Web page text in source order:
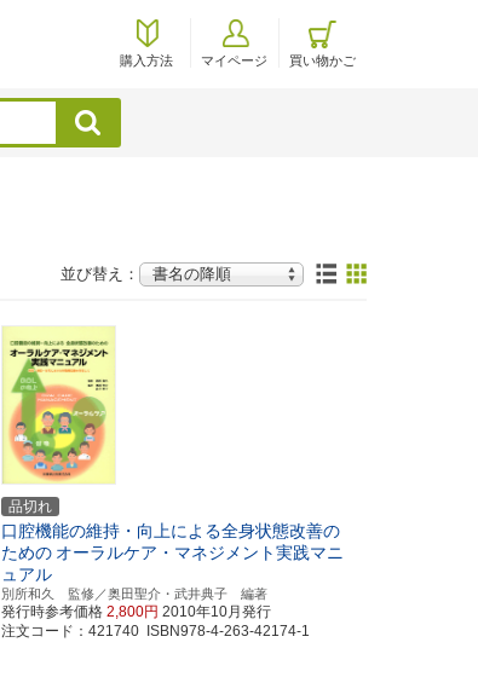
購入方法 マイページ 買い物かご
検索
並び替え：
品切れ
口腔機能の維持・向上による全身状態改善の
ための オーラルケア・マネジメント実践マニ
ュアル
別所和久 監修／奥田聖介・武井典子 編著
発行時参考価格2,800円 2010年10月発行
注文コード：421740 ISBN978-4-263-42174-1